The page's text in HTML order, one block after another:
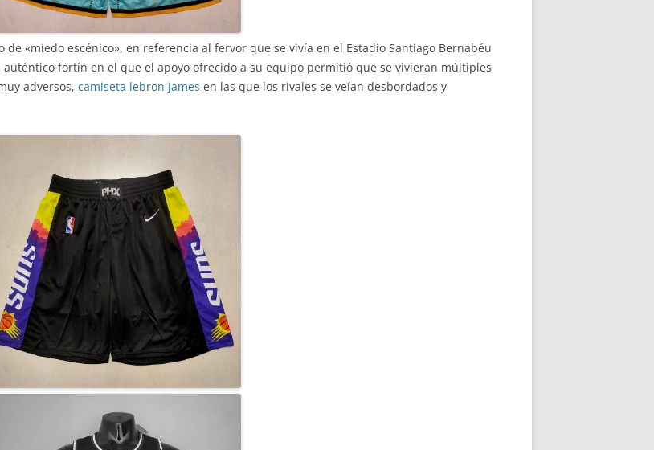
«miedo escénico», en referencia al fervor que se vivía en el Estadio Santiago Bernabéu
fortín en el que el apoyo ofrecido a su equipo permitió que se vivieran múltiples
adversos, camiseta lebron james en las que los rivales se veían desbordados y